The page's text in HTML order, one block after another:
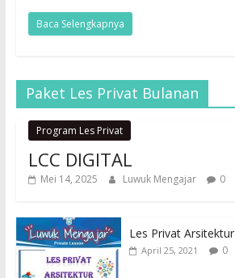
Baca Selengkapnya
Paket Les Privat Bulanan
Program Les Privat
LCC DIGITAL
Mei 14, 2025 Luwuk Mengajar 0
Les Privat Arsitektur
April 25, 2021 0